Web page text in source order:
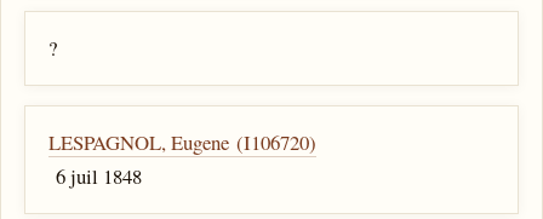
?
LESPAGNOL, Eugene (I106720)
6 juil 1848